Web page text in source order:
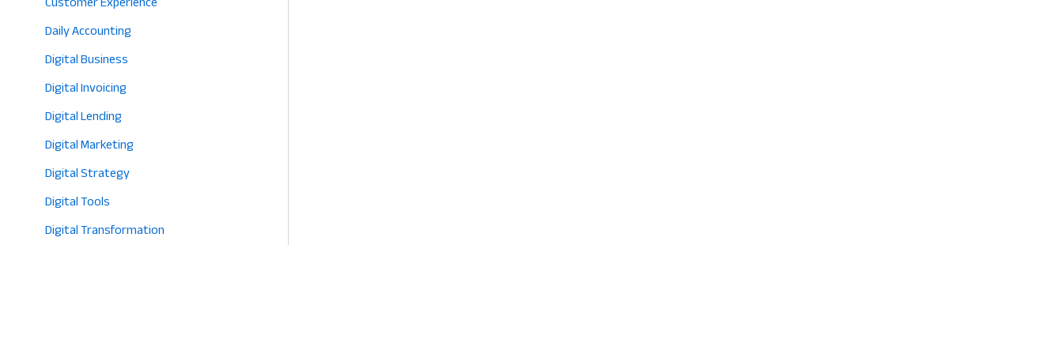
Daily Accounting
Digital Business
Digital Invoicing
Digital Lending
Digital Marketing
Digital Strategy
Digital Tools
Digital Transformation